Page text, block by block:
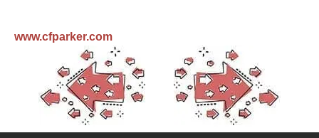
www.cfparker.com